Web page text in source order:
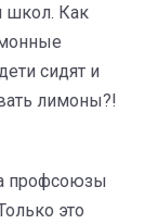
школ. Как
сидят и
лимоны?!
профсоюзы
это